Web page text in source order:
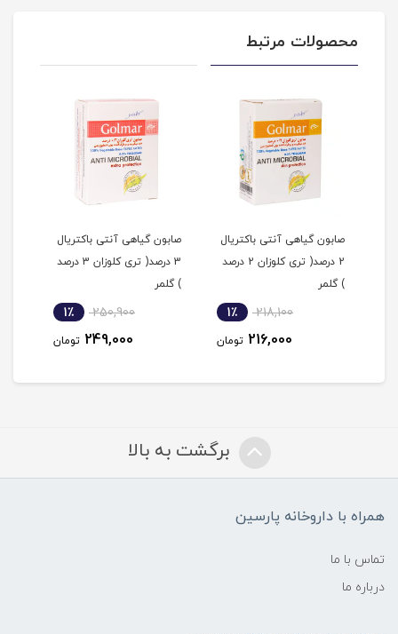
محصولات مرتبط
صابون گیاهی آنتی باکتریال
2 درصد( تری کلوزان 2 درصد
) گلمر
218,100 1٪
216,000 تومان
صابون گیاهی آنتی باکتریال
3 درصد( تری کلوزان 3 درصد
) گلمر
250,900 1٪
249,000 تومان
برگشت به بالا
همراه با داروخانه پارسین
تماس با ما
درباره ما